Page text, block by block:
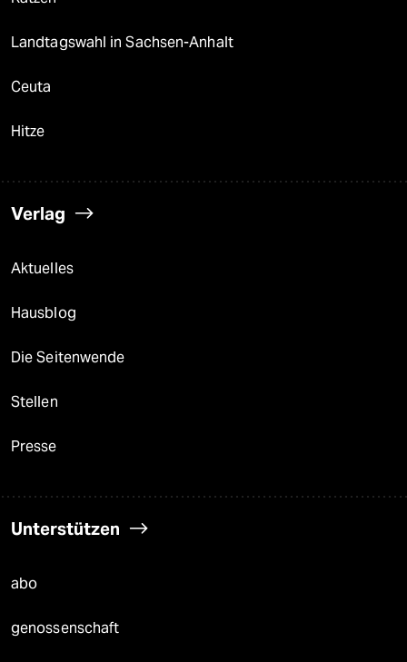
Landtagswahl in Sachsen-Anhalt
Ceuta
Hitze
Verlag
Aktuelles
Hausblog
Die Seitenwende
Stellen
Presse
Unterstützen
abo
genossenschaft